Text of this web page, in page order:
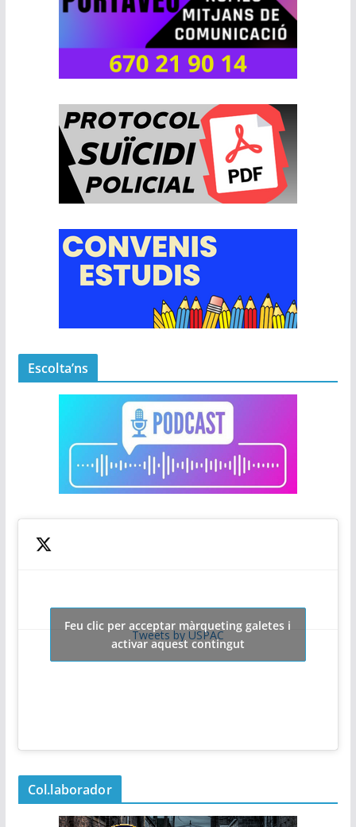
Escolta’ns
Tweets by USPAC
Feu clic per acceptar màrqueting galetes i
activar aquest contingut
Col.laborador